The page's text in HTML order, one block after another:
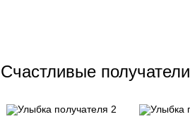
Счастливые получатели